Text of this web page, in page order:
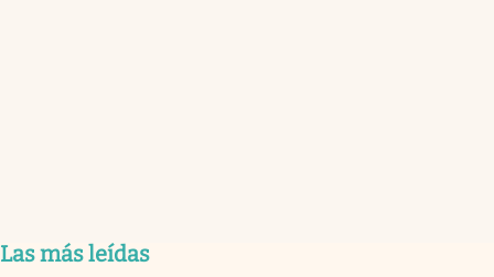
Las más leídas